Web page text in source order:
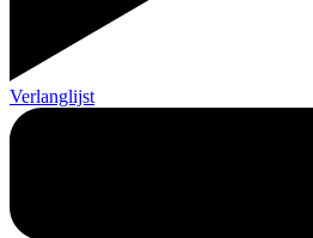
Verlanglijst